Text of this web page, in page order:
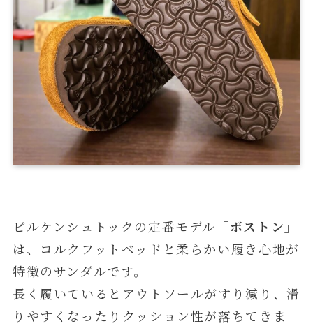
ビルケンシュトックの定番モデル 「ボストン」
は、コルクフットベッドと柔らかい履き心地が
特徴のサンダルです。
長く履いているとアウトソールがすり減り、滑
りやすくなったりクッション性が落ちてきま